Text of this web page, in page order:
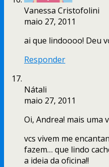
Vanessa Cristofolini
maio 27, 2011
ai que lindoooo! Deu
Responder
Nátali
maio 27, 2011
Oi, Andrea! mais uma
vcs vivem me
fazem… que lindo
a ideia da oficina!!